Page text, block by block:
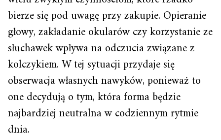
bierze się pod uwagę przy zakupie. Opieranie
głowy, zakładanie okularów czy korzystanie ze
słuchawek wpływa na odczucia związane z
kolczykiem. W tej sytuacji przydaje się
obserwacja własnych nawyków, ponieważ to
one decydują o tym, która forma będzie
najbardziej neutralna w codziennym rytmie
dnia.